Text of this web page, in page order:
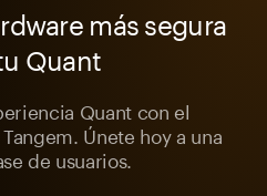
más segura
Quant
Quant con el
Únete hoy a una
de usuarios.